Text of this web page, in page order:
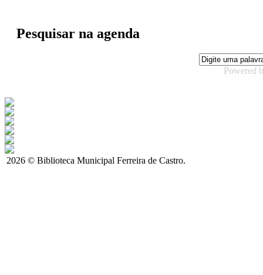
Pesquisar na agenda
Powered
2026 © Biblioteca Municipal Ferreira de Castro.